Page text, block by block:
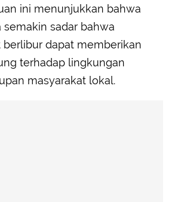
ini menunjukkan bahwa
sadar bahwa
berlibur dapat memberikan
terhadap lingkungan
masyarakat lokal.